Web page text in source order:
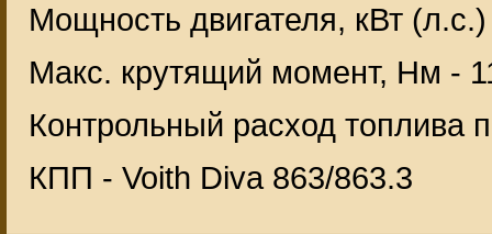
Мощность двигателя, кВт
Макс. крутящий момент, Нм -
Контрольный расход топлива
КПП - Voith Diva 863/863.3